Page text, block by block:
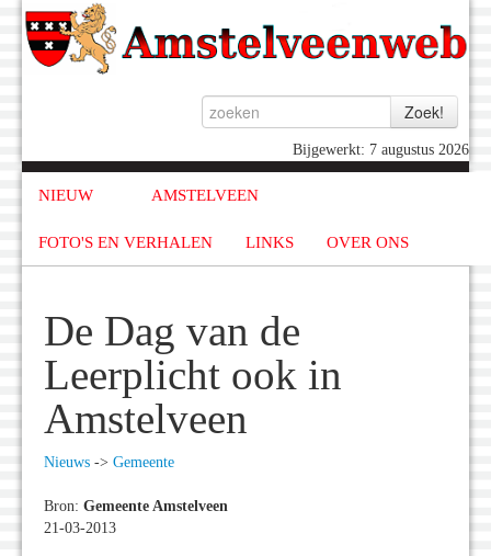
Bijgewerkt: 7 augustus 2026
NIEUW AMSTELVEEN
FOTO'S EN VERHALEN LINKS OVER ONS
De Dag van de
Leerplicht ook in
Amstelveen
Nieuws -> Gemeente
Bron: Gemeente Amstelveen
21-03-2013